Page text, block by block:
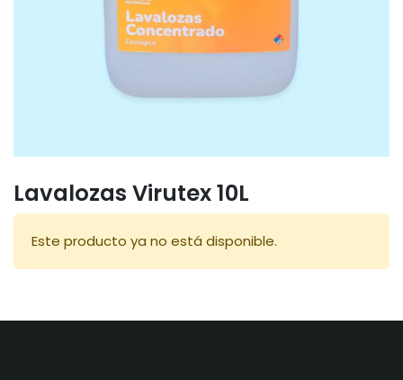
Lavalozas Virutex 10L
Este producto ya no está disponible.